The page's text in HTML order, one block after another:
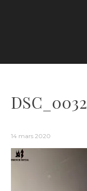
DSC_0032
14 mars 2020